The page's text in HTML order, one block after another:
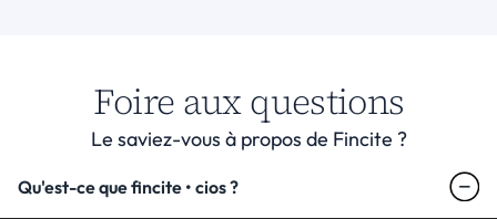
Foire aux questions
Le saviez-vous à propos de Fincite ?
Qu'est-ce que fincite • cios ?